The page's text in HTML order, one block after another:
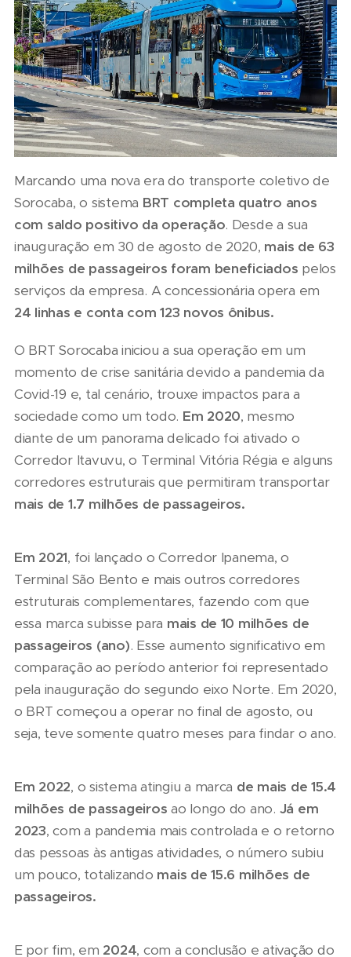
Marcando uma nova era do transporte coletivo de
Sorocaba, o sistema BRT completa quatro anos
com saldo positivo da operação. Desde a sua
inauguração em 30 de agosto de 2020, mais de 63
milhões de passageiros foram beneficiados pelos
serviços da empresa. A concessionária opera em
24 linhas e conta com 123 novos ônibus.
O BRT Sorocaba iniciou a sua operação em um
momento de crise sanitária devido a pandemia da
Covid-19 e, tal cenário, trouxe impactos para a
sociedade como um todo. Em 2020, mesmo
diante de um panorama delicado foi ativado o
Corredor Itavuvu, o Terminal Vitória Régia e alguns
corredores estruturais que permitiram transportar
mais de 1.7 milhões de passageiros.
Em 2021, foi lançado o Corredor Ipanema, o
Terminal São Bento e mais outros corredores
estruturais complementares, fazendo com que
essa marca subisse para mais de 10 milhões de
passageiros (ano). Esse aumento significativo em
comparação ao período anterior foi representado
pela inauguração do segundo eixo Norte. Em 2020,
o BRT começou a operar no final de agosto, ou
seja, teve somente quatro meses para findar o ano.
Em 2022, o sistema atingiu a marca de mais de 15.4
milhões de passageiros ao longo do ano. Já em
2023, com a pandemia mais controlada e o retorno
das pessoas às antigas atividades, o número subiu
um pouco, totalizando mais de 15.6 milhões de
passageiros.
E por fim, em 2024, com a conclusão e ativação do